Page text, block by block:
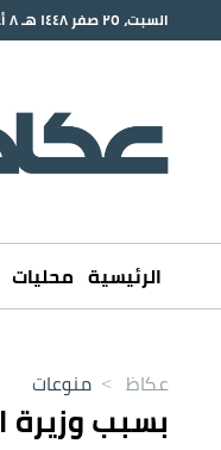
السبت، ٢٥ صفر ١٤٤٨ هـ ٨ أغسطس ٢٠٢٦ م
الرئيسية محليات
عكاظ > منوعات
بسبب وزيرة